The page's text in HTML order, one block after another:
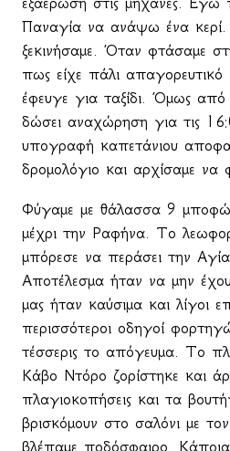
Παναγία να ανάψω ένα κερί.
ξεκινήσαμε. Όταν φτάσαμε
πως είχε πάλι
έφευγε για ταξίδι. Όμως από
δώσει αναχώρηση για τις
υπογραφή καπετάνιου
δρομολόγιο και αρχίσαμε να
Φύγαμε με θάλασσα 9
μέχρι την Ραφήνα. Το
μπόρεσε να περάσει την
Αποτέλεσμα ήταν να μην
μας ήταν καύσιμα και λίγοι
περισσότεροι οδηγοί
τέσσερις το απόγευμα. Το
Κάβο Ντόρο ζορίστηκε και
πλαγιοκοπήσεις και τα
βρισκόμουν στο σαλόνι με